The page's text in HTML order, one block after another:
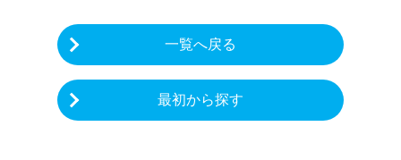
一覧へ戻る
最初から探す